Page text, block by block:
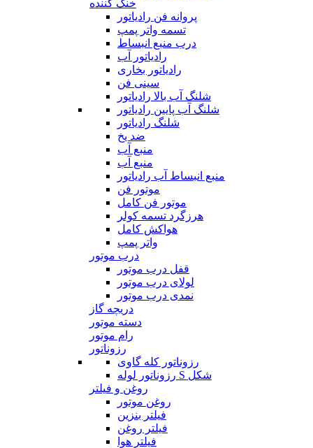
خنک کننده
پروانه فن رادیاتور
تسمه واتر پمپ
درب منبع انبساط
رادیاتور آب
رادیاتور بخاری
سینی فن
شلنگ آب بالا رادیاتور
شلنگ آب پایین رادیاتور
شلنگ رادیاتور
ضد یخ
منبع آب
منبع آب
منبع انبساط آب رادیاتور
موتور فن
موتور فن کامل
هرزگرد تسمه کولر
هواکش کامل
واتر پمپ
درب موتور
قفل درب موتور
لولای درب موتور
نمدی درب موتور
دریچه گاز
دسته موتور
رام موتور
رزوناتور
رزوناتور کله گاوی
رزوناتور لوله S شکل
روغن و فیلتر
روغن موتور
فیلتر بنزین
فیلتر روغن
فیلتر هوا